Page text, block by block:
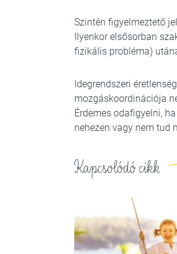
Szintén figyelmeztető
Ilyenkor elsősorban
fizikális probléma)
Idegrendszeri
mozgáskoordinációja
Érdemes odafigyelni,
nehezen vagy nem tud
Kapcsolódó cikk